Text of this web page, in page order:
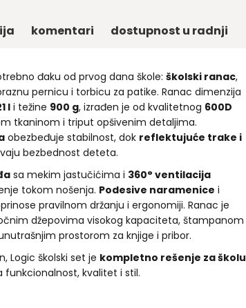
komentari dostupnost u radnji
đaku od prvog dana škole: školski ranac,
pernicu i torbicu za patike. Ranac dimenzija
li težine 900 g, izrađen je od kvalitetnog 600D
tkaninom i triput opšivenim detaljima.
obezbeđuje stabilnost, dok reflektujuće trake i
bezbednost deteta.
sa mekim jastučićima i 360° ventilacija
tokom nošenja. Podesive naramenice i
pravilnom držanju i ergonomiji. Ranac je
džepovima visokog kapaciteta, štampanom
prostorom za knjige i pribor.
Logic školski set je kompletno rešenje za školu
funkcionalnost, kvalitet i stil.